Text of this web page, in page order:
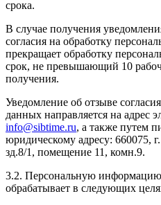
срока.
В случае получения
согласия на обработку
прекращает обработку
срок, не превышающий 10
получения.
Уведомление об отзыве
данных направляется на адрес
info@sibtime.ru, а также путем
юридическому адресу: 660075,
зд.8/1, помещение 11, комн.9.
3.2. Персональную информацию
обрабатывает в следующих